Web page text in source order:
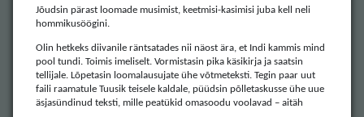
Jõudsin pärast loomade musimist, keetmisi-kasimisi juba kell neli
hommikusöögini.
Olin hetkeks diivanile räntsatades nii näost ära, et Indi kammis mind
pool tundi. Toimis imeliselt. Vormistasin pika käsikirja ja saatsin
tellijale. Lõpetasin loomalausujate ühe võtmeteksti. Tegin paar uut
faili raamatule Tuusik teisele kaldale, püüdsin põlletaskusse ühe uue
äsjasündinud teksti, mille peatükid omasoodu voolavad – aitäh